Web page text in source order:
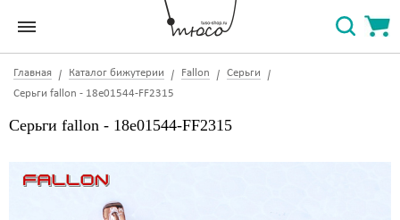
Главная Каталог бижутерии Fallon
Серьги
Серьги fallon - 18e01544-FF2315
Серьги fallon - 18e01544-FF2315